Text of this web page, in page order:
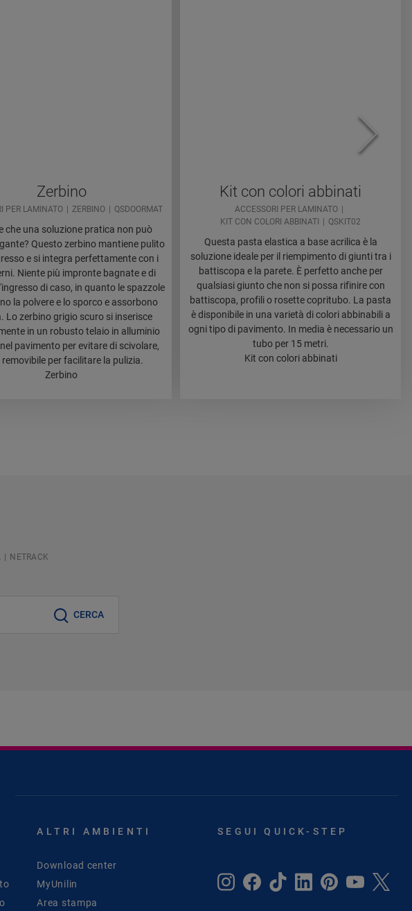
Zerbino
PER LAMINATO ZERBINO QSDOORMAT
che una soluzione pratica non può
Questo zerbino mantiene pulito
e si integra perfettamente con i
Niente più impronte bagnate e di
di caso, in quanto le spazzole
la polvere e lo sporco e assorbono
Lo zerbino grigio scuro si inserisce
in un robusto telaio in alluminio
pavimento per evitare di scivolare,
removibile per facilitare la pulizia.
Zerbino
Kit con colori abbinati
ACCESSORI PER LAMINATO
KIT CON COLORI ABBINATI
QSKIT02
Questa pasta elastica a base acrilica è la
soluzione ideale per il riempimento di giunti tra i
battiscopa e la parete. È perfetto anche per
qualsiasi giunto che non si possa rifinire con
battiscopa, profili o rosette copritubo. La pasta
è disponibile in una varietà di colori abbinabili a
ogni tipo di pavimento. In media è necessario un
tubo per 15 metri.
Kit con colori abbinati
NETRACK
CERCA
ALTRI AMBIENTI
Download center
MyUnilin
Area stampa
SEGUI QUICK-STEP